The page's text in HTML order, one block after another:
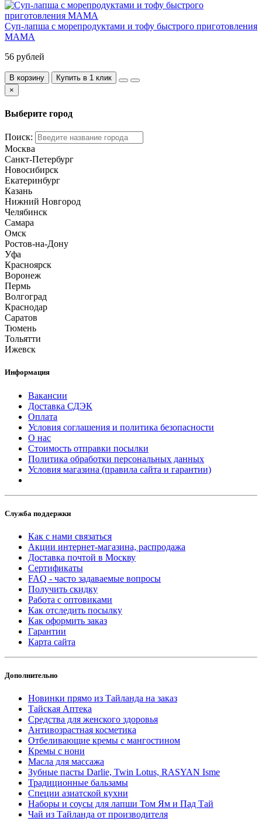
Суп-лапша с морепродуктами и тофу быстрого приготовления
МАМА
56 рублей
В корзину
Купить в 1 клик
×
Выберите город
Поиск:
Москва
Санкт-Петербург
Новосибирск
Екатеринбург
Казань
Нижний Новгород
Челябинск
Самара
Омск
Ростов-на-Дону
Уфа
Красноярск
Воронеж
Пермь
Волгоград
Краснодар
Саратов
Тюмень
Тольятти
Ижевск
Информация
Вакансии
Доставка СДЭК
Оплата
Условия соглашения и политика безопасности
О нас
Стоимость отправки посылки
Политика обработки персональных данных
Условия магазина (правила сайта и гарантии)
Служба поддержки
Как с нами связаться
Акции интернет-магазина, распродажа
Доставка почтой в Москву
Сертификаты
FAQ - часто задаваемые вопросы
Получить скидку
Работа с оптовиками
Как отследить посылку
Как оформить заказ
Гарантии
Карта сайта
Дополнительно
Новинки прямо из Тайланда на заказ
Тайская Аптека
Средства для женского здоровья
Антивозрастная косметика
Отбеливающие кремы с мангостином
Кремы с нони
Масла для массажа
Зубные пасты Darlie, Twin Lotus, RASYAN Isme
Традиционные бальзамы
Специи азиатской кухни
Наборы и соусы для лапши Том Ям и Пад Тай
Чай из Тайланда от производителя